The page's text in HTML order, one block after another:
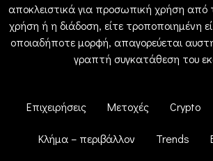
αποκλειστικά για προσωπική χρήση από
χρήση ή η διάδοση, είτε τροποποιημένη
οποιαδήποτε μορφή, απαγορεύεται
γραπτή συγκατάθεση του
Επιχειρήσεις Μετοχές Crypto
Κλήμα – περιβάλλον Trends